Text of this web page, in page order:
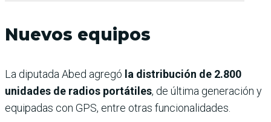
Nuevos equipos
La diputada Abed agregó la distribución de 2.800
unidades de radios portátiles, de última generación y
equipadas con GPS, entre otras funcionalidades.